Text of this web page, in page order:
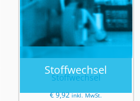
Stoffwechsel
Stoffwechsel
€9,92 inkl. MwSt.